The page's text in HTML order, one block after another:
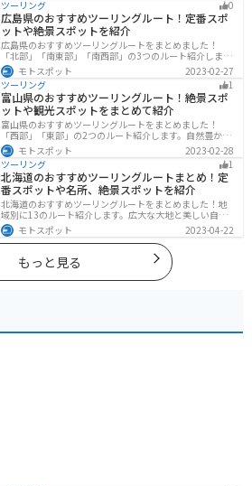
喫するツーリングができます。バイクで愛知県にツーリ
ングに行く際は参考にしてください。
ツーリング 0
広島県のおすすめツーリングルート！定番スポ
ットや絶景スポットを紹介
広島県のおすすめツーリングルートをまとめました！
「北部」「南東部」「南西部」の3つのルート紹介しま
す。自然豊かな山と海だけでなく、歴史的価値のある建
造物も多数あるので、飽きることなくツーリングを堪能
できます。バイクで広島県にツーリングに行く際は参考
にしてください。
モトスポット
2023-02-27
ツーリング
1
富山県のおすすめツーリングルート！絶景スポ
ットや観光スポットをまとめて紹介
富山県のおすすめツーリングルートをまとめました！
「西部」「東部」の2つのルート紹介します。自然豊かな
山と海、温泉が充実しており、美術館などもあるので、
自然を満喫するツーリングができます。バイクで富山県
にツーリングに行く際は参考にしてください。
モトスポット
2023-02-28
ツーリング
1
北海道のおすすめツーリングルートまとめ！定
番スポットや名所、絶景スポットを紹介
北海道のおすすめツーリングルートをまとめました！地
域別に13のルート紹介します。広大な大地と美しい自然
が広がり、四季折々の魅力を楽しめる観光スポットが数
多くあります。バイクで北海道にツーリングに行く際は
参考にしてください。
モトスポット 2023-04-22
もっと見る